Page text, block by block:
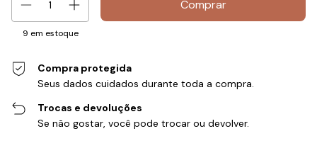
9 em estoque
Compra protegida
Seus dados cuidados durante toda a compra.
Trocas e devoluções
Se não gostar, você pode trocar ou devolver.